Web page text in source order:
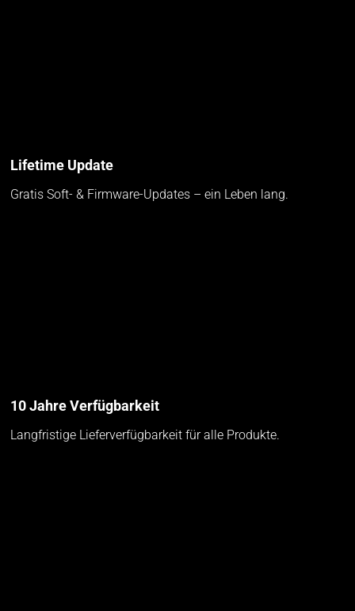
Lifetime Update
Gratis Soft- & Firmware-Updates – ein Leben lang.
10 Jahre Verfügbarkeit
Langfristige Lieferverfügbarkeit für alle Produkte.